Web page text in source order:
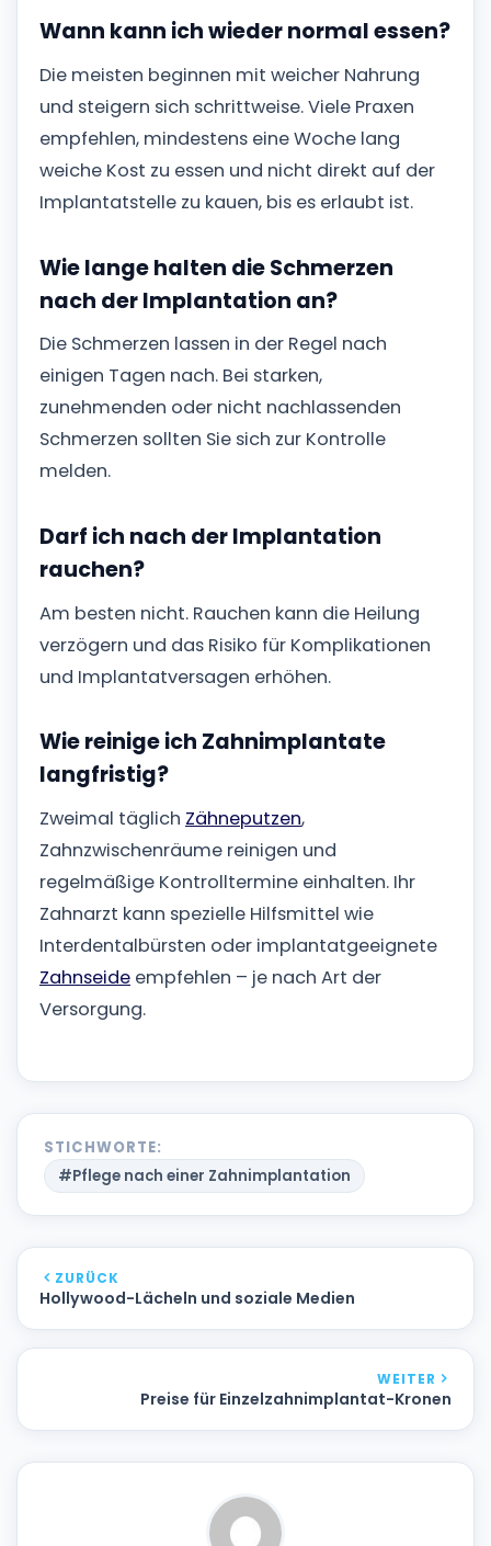
Wann kann ich wieder normal essen?
Die meisten beginnen mit weicher Nahrung
und steigern sich schrittweise. Viele Praxen
empfehlen, mindestens eine Woche lang
weiche Kost zu essen und nicht direkt auf der
Implantatstelle zu kauen, bis es erlaubt ist.
Wie lange halten die Schmerzen
nach der Implantation an?
Die Schmerzen lassen in der Regel nach
einigen Tagen nach. Bei starken,
zunehmenden oder nicht nachlassenden
Schmerzen sollten Sie sich zur Kontrolle
melden.
Darf ich nach der Implantation
rauchen?
Am besten nicht. Rauchen kann die Heilung
verzögern und das Risiko für Komplikationen
und Implantatversagen erhöhen.
Wie reinige ich Zahnimplantate
langfristig?
Zweimal täglich Zähneputzen,
Zahnzwischenräume reinigen und
regelmäßige Kontrolltermine einhalten. Ihr
Zahnarzt kann spezielle Hilfsmittel wie
Interdentalbürsten oder implantatgeeignete
Zahnseide empfehlen – je nach Art der
Versorgung.
STICHWORTE:
#Pflege nach einer Zahnimplantation
ZURÜCK
Hollywood-Lächeln und soziale Medien
WEITER
Preise für Einzelzahnimplantat-Kronen